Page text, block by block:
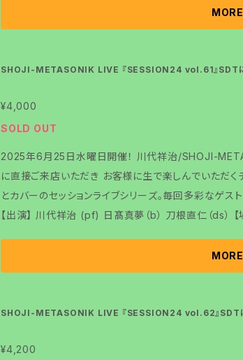
て楽しむチケットです。 配信チケットも発売いたします。
MORE
SHOJI-METASONIK LIVE 『SESSION24 vol.61』SDT
¥4,000
SOLD OUT
2025年6月25日水曜日開催！ 川代祥治/SHOJI-
に直接ご来店いただき お客様に生で楽しんでいただくチケットです。 川代祥治がお
とカバーのセッションライブシリーズ。毎回多彩なゲ
【出演】 川代祥治 (pf) 日髙真夢（b） 刀根直仁（ds） 【場所】 SDT TOKYO 東京都文京区春日1-2-7 S
ます。
MORE
SHOJI-METASONIK LIVE 『SESSION24 vol.62』SDT
¥4,200